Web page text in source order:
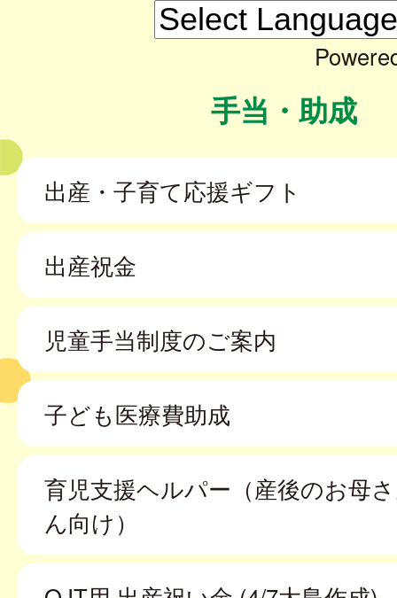
手当・助成
出産・子育て応援ギフト
出産祝金
児童手当制度のご案内
子ども医療費助成
育児支援ヘルパー（産後のお母
ん向け）